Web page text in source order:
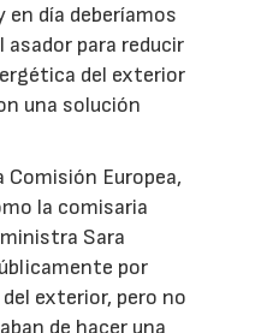
en día deberíamos
asador para reducir
del exterior
una solución
Comisión Europea,
la comisaria
Sara
por
exterior, pero no
de hacer una